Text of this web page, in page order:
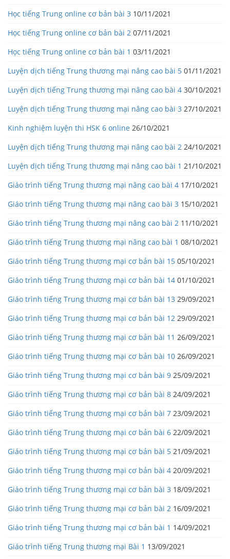
Học tiếng Trung online cơ bản bài 3 10/11/2021
Học tiếng Trung online cơ bản bài 2 07/11/2021
Học tiếng Trung online cơ bản bài 1 03/11/2021
Luyện dịch tiếng Trung thương mại nâng cao bài 5 01/11/2021
Luyện dịch tiếng Trung thương mại nâng cao bài 4 30/10/2021
Luyện dịch tiếng Trung thương mại nâng cao bài 3 27/10/2021
Kinh nghiệm luyện thi HSK 6 online 26/10/2021
Luyện dịch tiếng Trung thương mại nâng cao bài 2 24/10/2021
Luyện dịch tiếng Trung thương mại nâng cao bài 1 21/10/2021
Giáo trình tiếng Trung thương mại nâng cao bài 4 17/10/2021
Giáo trình tiếng Trung thương mại nâng cao bài 3 15/10/2021
Giáo trình tiếng Trung thương mại nâng cao bài 2 11/10/2021
Giáo trình tiếng Trung thương mại nâng cao bài 1 08/10/2021
Giáo trình tiếng Trung thương mại cơ bản bài 15 05/10/2021
Giáo trình tiếng Trung thương mại cơ bản bài 14 01/10/2021
Giáo trình tiếng Trung thương mại cơ bản bài 13 29/09/2021
Giáo trình tiếng Trung thương mại cơ bản bài 12 29/09/2021
Giáo trình tiếng Trung thương mại cơ bản bài 11 26/09/2021
Giáo trình tiếng Trung thương mại cơ bản bài 10 26/09/2021
Giáo trình tiếng Trung thương mại cơ bản bài 9 25/09/2021
Giáo trình tiếng Trung thương mại cơ bản bài 8 24/09/2021
Giáo trình tiếng Trung thương mại cơ bản bài 7 23/09/2021
Giáo trình tiếng Trung thương mại cơ bản bài 6 22/09/2021
Giáo trình tiếng Trung thương mại cơ bản bài 5 21/09/2021
Giáo trình tiếng Trung thương mại cơ bản bài 4 20/09/2021
Giáo trình tiếng Trung thương mại cơ bản bài 3 18/09/2021
Giáo trình tiếng Trung thương mại cơ bản bài 2 16/09/2021
Giáo trình tiếng Trung thương mại cơ bản bài 1 14/09/2021
Giáo trình tiếng Trung thương mại Bài 1 13/09/2021